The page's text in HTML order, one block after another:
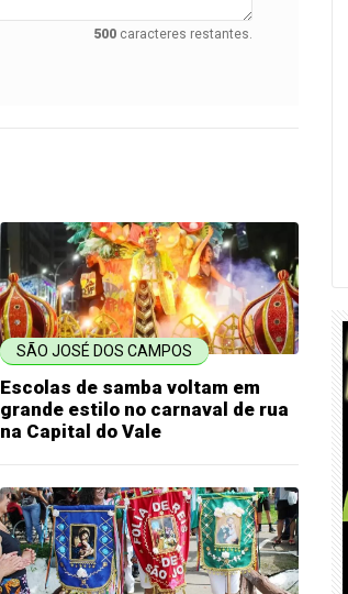
500caracteres restantes.
SÃO JOSÉ DOS CAMPOS
Escolas de samba voltam em
grande estilo no carnaval de rua
na Capital do Vale